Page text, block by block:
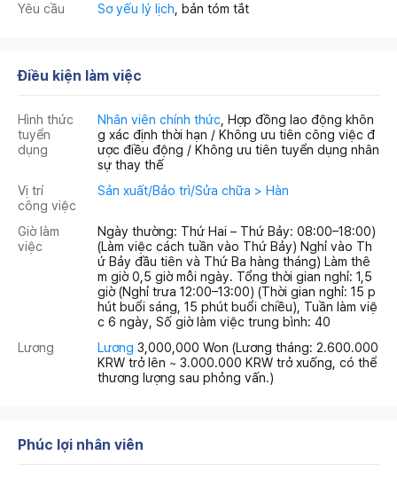
Yêu cầu Sơ yếu lý lịch , bản tóm tắt
Điều kiện làm việc
Hình thức
tuyển
dụng
Nhân viên chính thức , Hợp đồng lao động khôn
g xác định thời hạn / Không ưu tiên công việc đ
ược điều động / Không ưu tiên tuyển dụng nhân
sự thay thế
Vị trí
công việc
Sản xuất/Bảo trì/Sửa chữa > Hàn
Giờ làm
việc
Ngày thường: Thứ Hai – Thứ Bảy: 08:00–18:00)
(Làm việc cách tuần vào Thứ Bảy) Nghỉ vào Th
ứ Bảy đầu tiên và Thứ Ba hàng tháng) Làm thê
m giờ 0,5 giờ mỗi ngày. Tổng thời gian nghỉ: 1,5
giờ (Nghỉ trưa 12:00–13:00) (Thời gian nghỉ: 15 p
hút buổi sáng, 15 phút buổi chiều), Tuần làm việ
c 6 ngày, Số giờ làm việc trung bình: 40
Lương
Lương 3,000,000 Won (Lương tháng: 2.600.000
KRW trở lên ~ 3.000.000 KRW trở xuống, có thể
thương lượng sau phỏng vấn.)
Phúc lợi nhân viên